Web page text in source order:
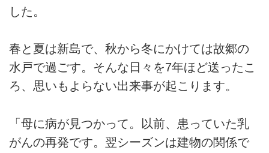
した。
春と夏は新島で、秋から冬にかけては故郷の
水戸で過ごす。そんな日々を7年ほど送ったこ
ろ、思いもよらない出来事が起こります。
「母に病が見つかって。以前、患っていた乳
がんの再発です。翌シーズンは建物の関係で